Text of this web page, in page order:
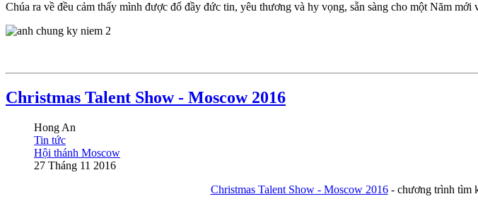
Chúa ra về đều cảm thấy mình được đổ đầy đức tin, yêu thương và hy vọng, sẵn sàng cho một Năm
Christmas Talent Show - Moscow 2016
Hong An
Tin tức
Hội thánh Moscow
27 Tháng 11 2016
Christmas Talent Show - Moscow 2016- chương trình tìm